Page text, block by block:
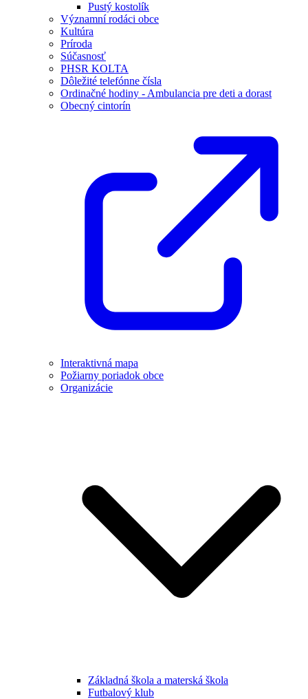
Pustý kostolík
Významní rodáci obce
Kultúra
Príroda
Súčasnosť
PHSR KOLTA
Dôležité telefónne čísla
Ordinačné hodiny - Ambulancia pre deti a dorast
Obecný cintorín
Interaktivná mapa
Požiarny poriadok obce
Organizácie
Základná škola a materská škola
Futbalový klub